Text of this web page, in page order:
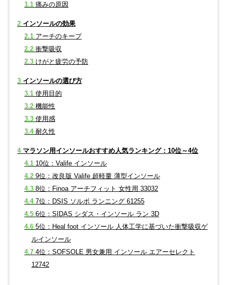
1.1 痛みの原因
2 インソールの効果
2.1 アーチのキープ
2.2 衝撃吸収
2.3 けがと疲労の予防
3 インソールの選び方
3.1 使用目的
3.2 機能性
3.3 使用感
3.4耐久性
4マラソン用インソールおすすめ人気ランキング：10位～4位
4.1 10位：Valife インソール
4.2 9位：改良版 Valife 超軽量 薄型インソール
4.3 8位：Finoa アーチフィット 女性用 33032
4.47位：DSIS ソルボ ランニング 61255
4.5 6位：SIDAS シダス・インソール ラン 3D
4.6 5位：Heal foot インソール 人体工学に基づいた衝撃吸収ゲ
ルインソール
4.7 4位：SOFSOLE 男女兼用 インソール エアーセレクト
12742